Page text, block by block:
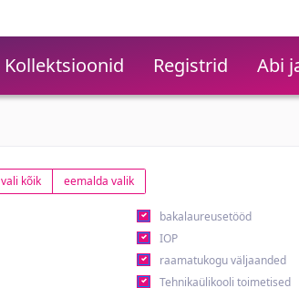
Kollektsioonid Registrid Abi
vali kõik eemalda valik
bakalaureusetööd
IOP
raamatukogu väljaanded
Tehnikaülikooli toimetised